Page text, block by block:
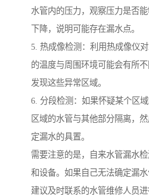
水管内的压力，观察压力是否
下降，说明可能存在漏水点。
5. 热成像检测：利用热成像仪
的温度与周围环境可能会有所
发现这些异常区域。
6. 分段检测：如果怀疑某个区
区域的水管与其他部分隔离，
定漏水的具置。
需要注意的是，自来水管漏水
和设备。如果自己无法确定漏水
建议及时联系的水管维修人员进